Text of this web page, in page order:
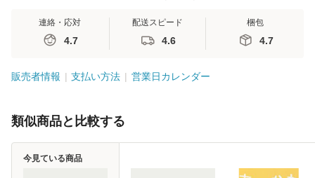
連絡・応対
4.7
配送スピード
4.6
梱包
4.7
販売者情報 支払い方法 営業日カレンダー
類似商品と比較する
今見ている商品